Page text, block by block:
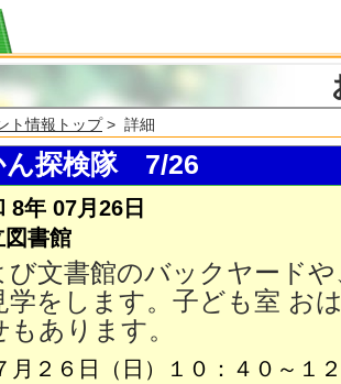
ト情報トップ> 詳細
ん探検隊 7/26
8年 07月26日
書館
び文書館のバックヤード
学をします。子ども室 お
あります。
月２６日（日）１０：４０～１